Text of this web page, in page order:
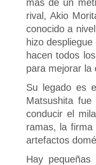
más de un
rival, Akio
conocido a
hizo
hacen todos
para mejorar la
Su legado es
Matsushita
conducir el
ramas, la
artefactos
Hay